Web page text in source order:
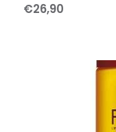
€26,90